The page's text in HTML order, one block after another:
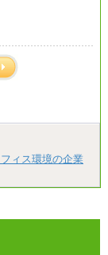
ィス環境の企業